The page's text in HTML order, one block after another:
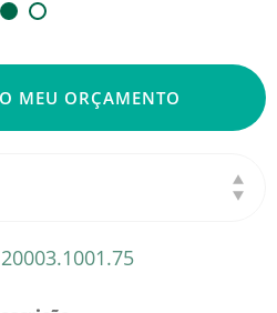
MEU ORÇAMENTO